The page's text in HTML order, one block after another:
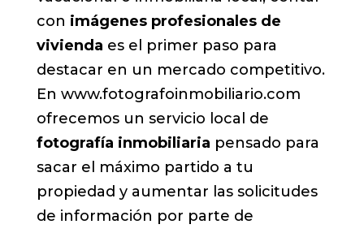
con imágenes profesionales de
vivienda es el primer paso para
destacar en un mercado competitivo.
En www.fotografoinmobiliario.com
ofrecemos un servicio local de
fotografía inmobiliaria pensado para
sacar el máximo partido a tu
propiedad y aumentar las solicitudes
de información por parte de